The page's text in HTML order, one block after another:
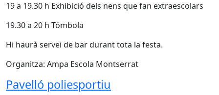
19 a 19.30 h Exhibició dels nens que fan extraescolars
19.30 a 20 h Tómbola
Hi haurà servei de bar durant tota la festa.
Organitza: Ampa Escola Montserrat
Pavelló poliesportiu